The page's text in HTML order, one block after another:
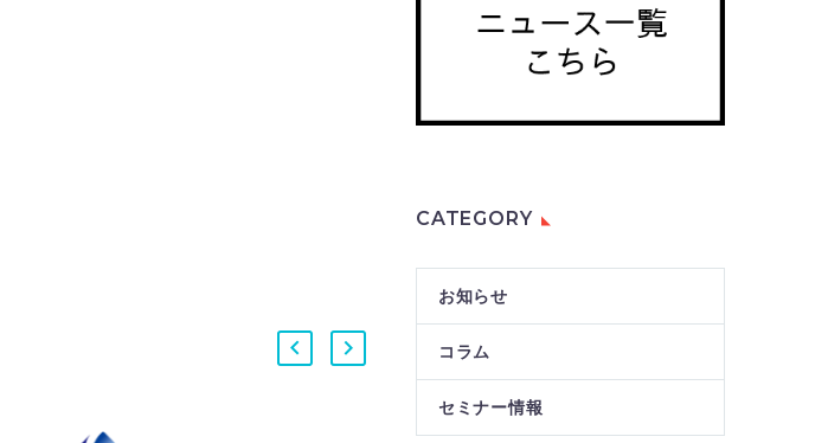
CATEGORY
お知らせ
コラム
セミナー情報